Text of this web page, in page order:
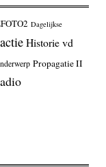
Dagelijkse
Historie vd
Propagatie II